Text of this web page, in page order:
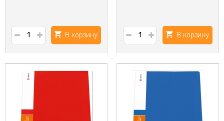
В корзину В корзину